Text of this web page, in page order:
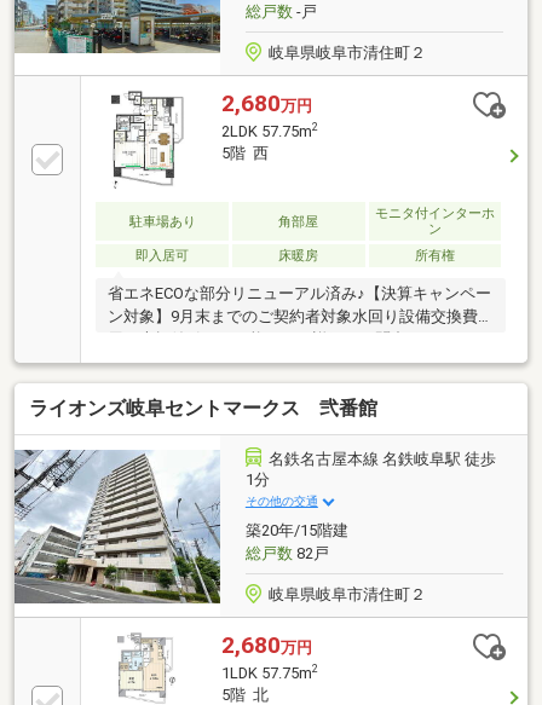
総戸数-戸
岐阜県岐阜市清住町２
2,680万円
2LDK 57.75m2
5階 西
駐車場あり 角部屋
モニタ付インターホ
ン
即入居可
床暖房 所有権
省エネECOな部分リニューアル済み♪【決算キャンペー
ン対象】9月末までのご契約者対象水回り設備交換費
い！涼しくオトクに暮らすためには、夏の熱い日射熱
を60％カットでき冷暖房効率を高める二重サッシ「イ
ンプラス」がついた住宅がおすすめです◇内窓を新設
※内窓(二重サッシ)Low-E複層ガラス新設。快適性の向
上や、光熱費削減、防音効果あり◇ 角住戸◇名鉄岐阜
駅徒歩１分全戸分の自走式駐車場駐車場空き有り５，
５００～１５，０００円／台（月額）
ライオンズ岐阜セントマークス 弐番館
名鉄名古屋本線 名鉄岐阜駅 徒歩
1分
その他の交通
築20年/15階建
総戸数82戸
岐阜県岐阜市清住町２
2,680万円
1LDK 57.75m2
5階 北